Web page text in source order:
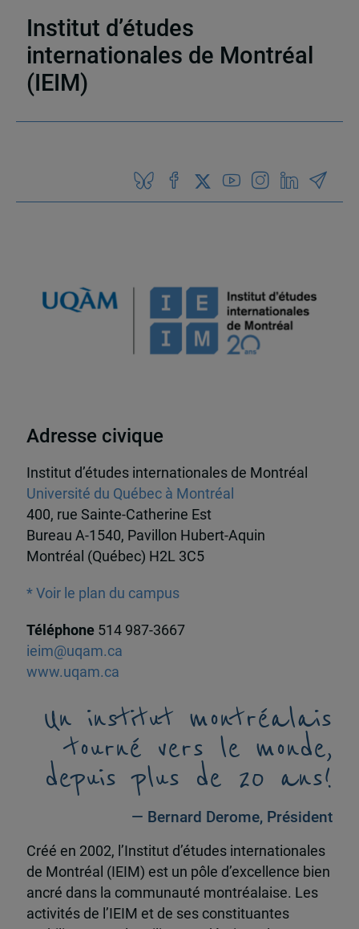
Institut d’études
internationales de Montréal
(IEIM)
Adresse civique
Institut d’études internationales de Montréal
Université du Québec à Montréal
400, rue Sainte-Catherine Est
Bureau A-1540, Pavillon Hubert-Aquin
Montréal (Québec) H2L 3C5
* Voir le plan du campus
Téléphone 514 987-3667
ieim@uqam.ca
www.uqam.ca
Un institut montréalais
tourné vers le monde,
depuis plus de 20 ans!
— Bernard Derome, Président
Créé en 2002, l’Institut d’études internationales
de Montréal (IEIM) est un pôle d’excellence bien
ancré dans la communauté montréalaise. Les
activités de l’IEIM et de ses constituantes